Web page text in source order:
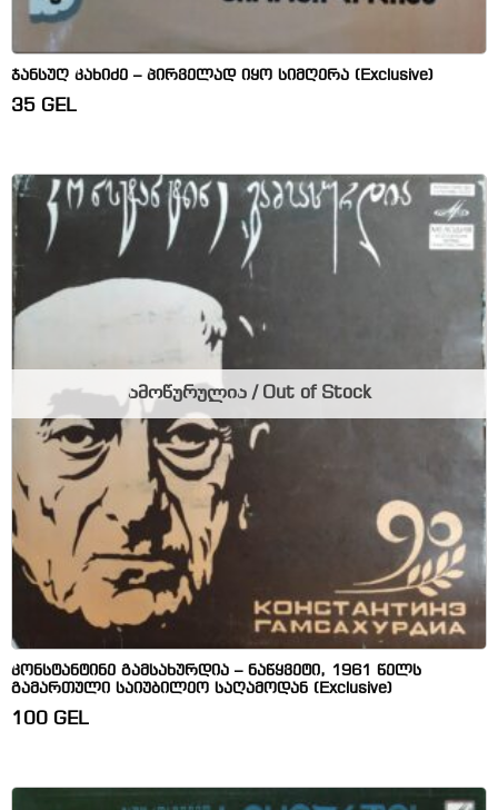
ჯანსუღ კახიძე – პირველად იყო სიმღერა (Exclusive)
35 GEL
კონსტანტინე გამსახურდია – ნაწყვეტი, 1961 წელს
გამართული საიუბილეო საღამოდან (Exclusive)
100 GEL
ამოწურულია / Out of Stock